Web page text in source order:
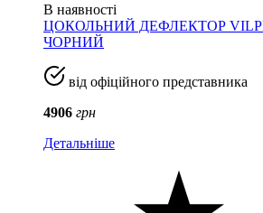
В наявності
ЦОКОЛЬНИЙ ДЕФЛЕКТОР VILPE
ЧОРНИЙ
від офіційного представника
4906 грн
Детальніше